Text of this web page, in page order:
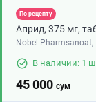
По рецепту
Априд, 375 мг,
Nobel-
В наличии: 1
45 000 сум